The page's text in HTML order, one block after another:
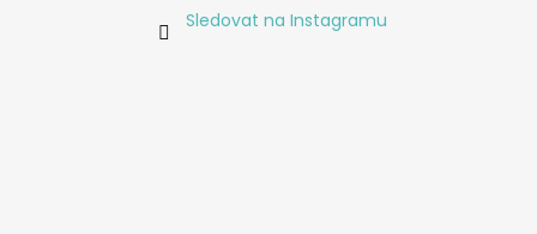
Sledovat na Instagramu